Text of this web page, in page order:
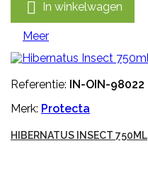
 In winkelwagen
Meer
Referentie: IN-OIN-98022
Merk: Protecta
HIBERNATUS INSECT 750ML